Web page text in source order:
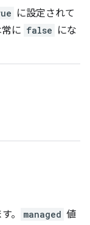
に設定されて
に false にな
。 managed 値